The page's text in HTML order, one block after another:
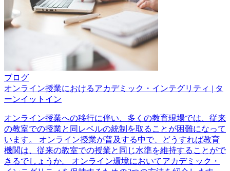
ブログ
オンライン授業におけるアカデミック・インテグリティ | タ
ーンイットイン
オンライン授業への移行に伴い、多くの教育現場では、従来
の教室での授業と同レベルの統制を取ることが困難になって
います。 オンライン授業が普及する中で、どうすれば教育
機関は、従来の教室での授業と同じ水準を維持することがで
きるでしょうか。 オンライン環境においてアカデミック・